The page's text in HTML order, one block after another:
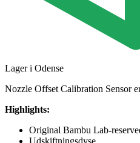
Lager i Odense
Nozzle Offset Calibration Sensor
Highlights:
Original Bambu Lab-